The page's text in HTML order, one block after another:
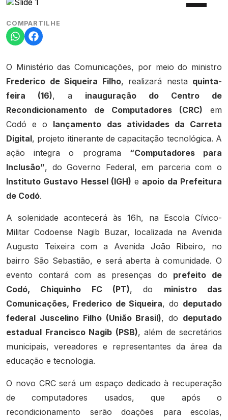
COMPARTILHE
O Ministério das Comunicações, por meio do ministro
Frederico de Siqueira Filho, realizará nesta quinta-
feira (16), a inauguração do Centro de
Recondicionamento de Computadores (CRC) em
Codó e o lançamento das atividades da Carreta
Digital, projeto itinerante de capacitação tecnológica. A
ação integra o programa “Computadores para
Inclusão”, do Governo Federal, em parceria com o
Instituto Gustavo Hessel (IGH) e apoio da Prefeitura
de Codó.
A solenidade acontecerá às 16h, na Escola Cívico-
Militar Codoense Nagib Buzar, localizada na Avenida
Augusto Teixeira com a Avenida João Ribeiro, no
bairro São Sebastião, e será aberta à comunidade. O
evento contará com as presenças do prefeito de
Codó, Chiquinho FC (PT), do ministro das
Comunicações, Frederico de Siqueira, do deputado
federal Juscelino Filho (União Brasil), do deputado
estadual Francisco Nagib (PSB), além de secretários
municipais, vereadores e representantes da área da
educação e tecnologia.
O novo CRC será um espaço dedicado à recuperação
de computadores usados, que após o
recondicionamento serão doações para escolas,